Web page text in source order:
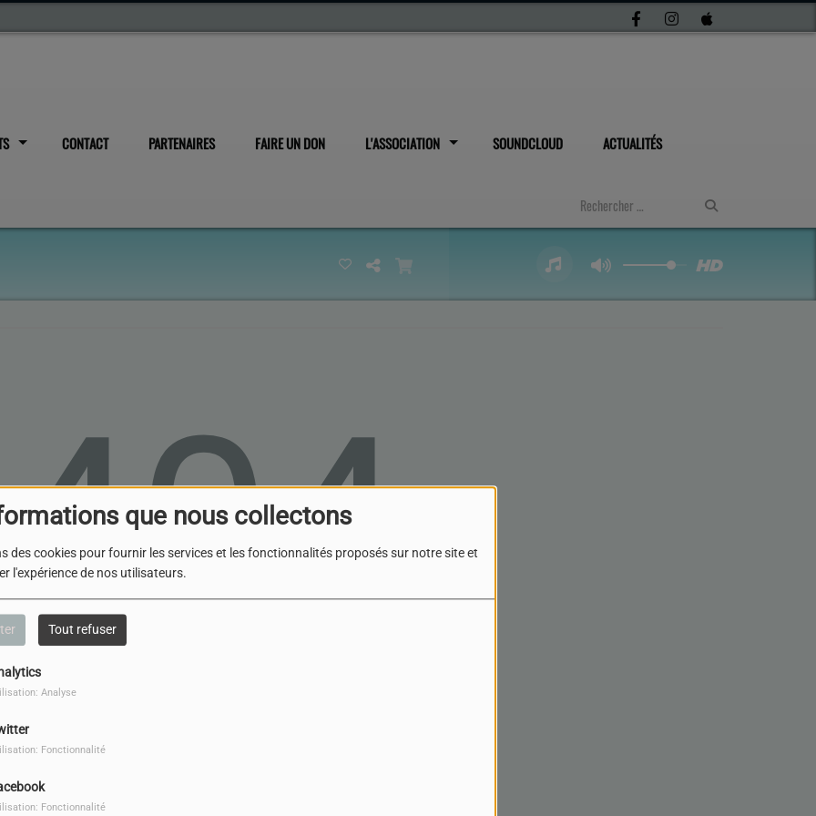
que nous collectons
des cookies pour fournir les services et les fonctionnalités proposés sur notre site et
l'expérience de nos utilisateurs.
Tout refuser
Analyse
Fonctionnalité
Fonctionnalité
CONTACT PARTENAIRES FAIRE UN DON L'ASSOCIATION SOUNDCLOUD ACTUALITÉS
404
vous avez rencontré une erreur.